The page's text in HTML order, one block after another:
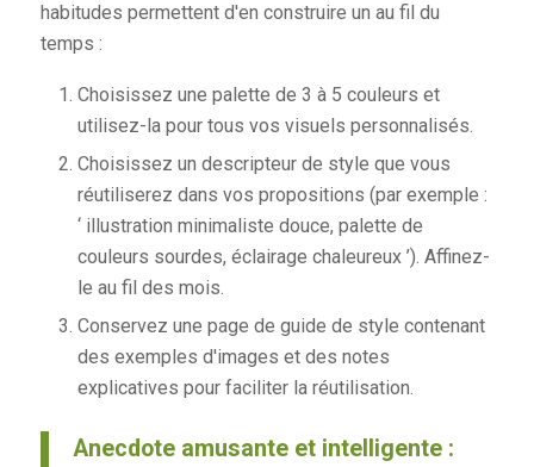
habitudes permettent d'en construire un au fil du
temps :
Choisissez une palette de 3 à 5 couleurs et
utilisez-la pour tous vos visuels personnalisés.
Choisissez un descripteur de style que vous
réutiliserez dans vos propositions (par exemple :
‘ illustration minimaliste douce, palette de
couleurs sourdes, éclairage chaleureux ’). Affinez-
le au fil des mois.
Conservez une page de guide de style contenant
des exemples d'images et des notes
explicatives pour faciliter la réutilisation.
Anecdote amusante et intelligente :